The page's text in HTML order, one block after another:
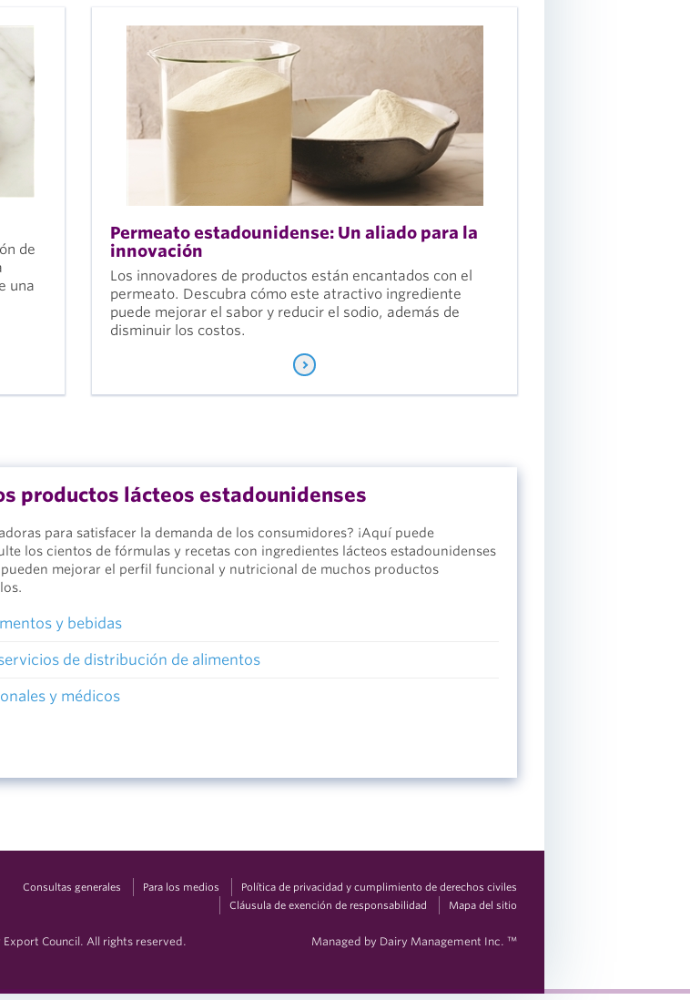
de
una
Permeato estadounidense: Un aliado para la
innovación
Los innovadores de productos están encantados con el
permeato. Descubra cómo este atractivo ingrediente
puede mejorar el sabor y reducir el sodio, además de
disminuir los costos.
productos lácteos estadounidenses
para satisfacer la demanda de los consumidores? ¡Aquí puede
los cientos de fórmulas y recetas con ingredientes lácteos estadounidenses
mejorar el perfil funcional y nutricional de muchos productos
y bebidas
de distribución de alimentos
y médicos
Consultas generales Para los medios
Política de privacidad y cumplimiento de derechos civiles
Cláusula de exención de responsabilidad
Mapa del sitio
Council. All rights reserved. Managed by Dairy Management Inc. ™